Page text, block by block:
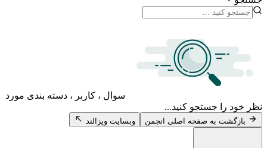
سوال ، کاربر ، دسته بندی مورد
جستجو کنید...
به صفحه اصلی انجمن وبسایت ویزالند